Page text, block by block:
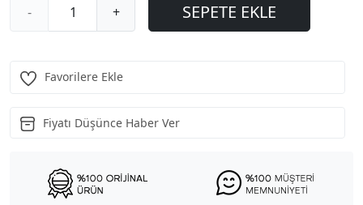
- + SEPETE EKLE
Favorilere Ekle
Fiyatı Düşünce Haber Ver